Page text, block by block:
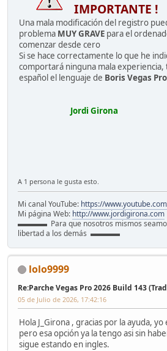
IMPORTANTE !
Una mala modificación del registro
problema MUY GRAVE para el
comenzar desde cero
Si se hace correctamente lo que he
comportará ninguna mala experiencia,
español el lenguaje de Boris Vegas
Jordi Girona
A 1 persona le gusta esto.
Mi canal YouTube: https://
Mi página Web: http://www.jordigirona.com
▬▬▬▬ Para que nosotros mismos
libertad a los demás ▬▬▬▬
lolo9999
Re:Parche Vegas Pro 2026 Build 143
05 de Julio de 2026, 17:42:16
Hola J_Girona , gracias por la ayuda,
pero esa opción ya la tengo asi sin
sigue estando en ingles.